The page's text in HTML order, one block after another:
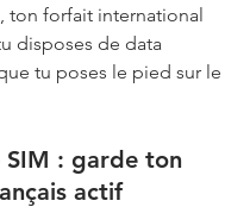
ton forfait international
disposes de data
tu poses le pied sur le
SIM : garde ton
actif